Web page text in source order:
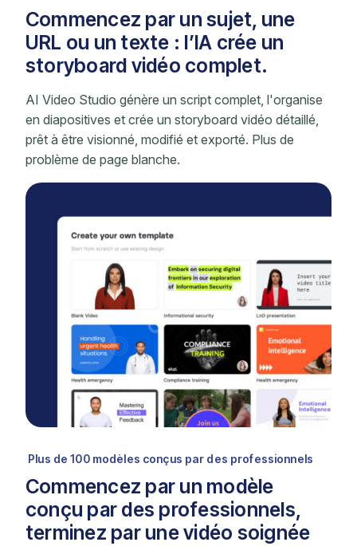
Commencez par un sujet, une
URL ou un texte : l’IA crée un
storyboard vidéo complet.
AI Video Studio génère un script complet, l'organise
en diapositives et crée un storyboard vidéo détaillé,
prêt à être visionné, modifié et exporté. Plus de
problème de page blanche.
Plus de 100 modèles conçus par des professionnels
Commencez par un modèle
conçu par des professionnels,
terminez par une vidéo soignée